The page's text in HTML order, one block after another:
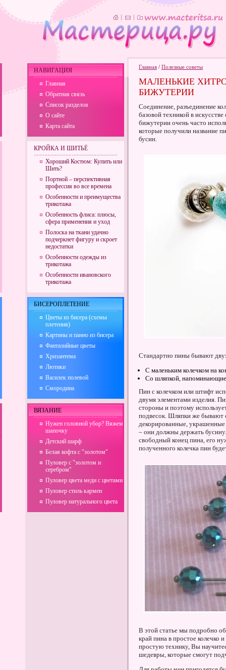
Главная / Полезные советы
МАЛЕНЬКИЕ
БИЖУТЕРИИ
Соединение, разъединение
базовой техникой в
бижутерии очень часто
которые получили название
бусин.
Стандартно пины бывают
С маленьким колечком на
Со шляпкой, напоминающие
Пин с колечком или штифт
двумя элементами изделия.
стороны и поэтому
подвесок. Шляпки же бывают
декорированные,
– они должны держать
свободный конец пина, его
полученного колечка пин
В этой статье мы подробно
край пина в простое колечко
простую технику, Вы
шедевры, которые смогут
НАВИГАЦИЯ
Главная
Обратная связь
Список разделов
О сайте
Карта сайта
КРОЙКА И ШИТЬЁ
Хороший Костюм: Купить или
Шить?
Портной – перспективная
профессия во все времена
Особенности и преимущества
трикотажа
Особенность флиса: плюсы,
сфера применения и уход
Полоска на ткани удачно
подчеркнет фигуру и скроет
недостатки
Особенности одежды из
трикотажа
Особенности ивановского
трикотажа
БИСЕРОПЛЕТЕНИЕ
Цветы из бисера (схемы
плетения)
Картины и панно из бисера
Фантазийные цветы
Хризантема
Лютики
Василек полевой
Смородина
ВЯЗАНИЕ
Нужен головной убор? Вяжем
шапочку
Детский шарф
Белая кофта с "золотом"
Пуловер с "золотом и
серебром"
Пуловер цвета меди с цветами
Пуловер стиль кармен
Пуловер натурального цвета